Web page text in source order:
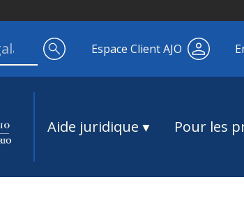
Espace Client AJO
Aide juridique Pour les